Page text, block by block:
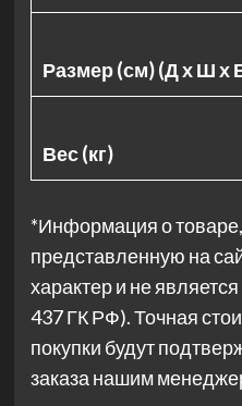
Размер (см) (Д х Ш х
Вес (кг)
*Информация о
представленную на
характер и не
437 ГК РФ). Точная
покупки будут
заказа нашим